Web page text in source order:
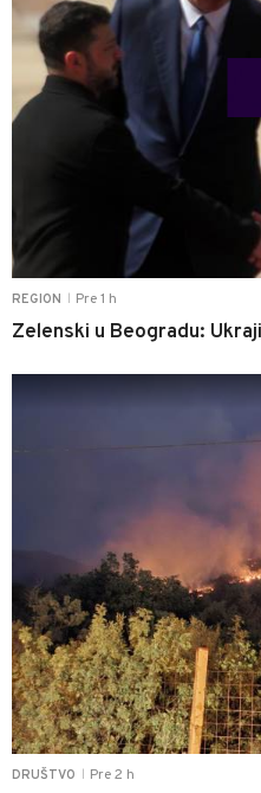
REGION Pre 1 h
Zelenski u Beogradu:
DRUŠTVO Pre 2 h